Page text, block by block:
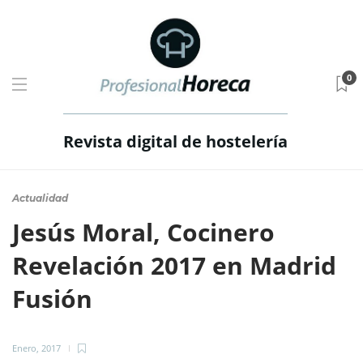
Revista digital de hostelería
0
Actualidad
Jesús Moral, Cocinero
Revelación 2017 en Madrid
Fusión
Enero, 2017